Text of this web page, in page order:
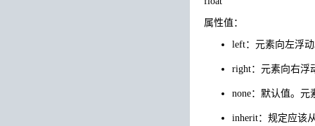
属性值：
left：元素向左浮
right：元素向右浮
none：默认值。
inherit：规定应该